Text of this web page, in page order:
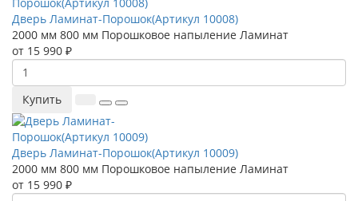
Дверь Ламинат-Порошок(Артикул 10008)
2000 мм 800 мм Порошковое напыление Ламинат
от 15 990 ₽
Купить
Дверь Ламинат-Порошок(Артикул 10009)
2000 мм 800 мм Порошковое напыление Ламинат
от 15 990 ₽